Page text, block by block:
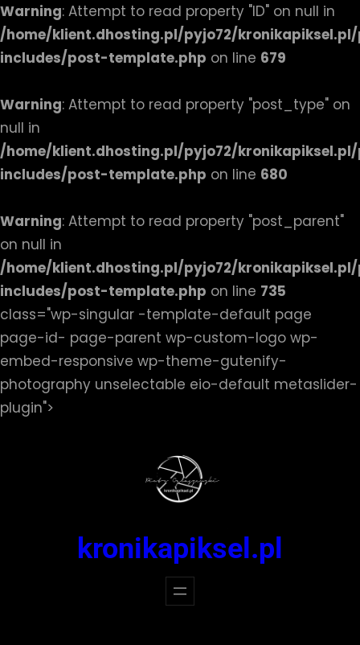
Warning: Attempt to read property "ID" on null in
/home/klient.dhosting.pl/pyjo72/
includes/post-template.php on line 679
Warning: Attempt to read property "post_type" on
null in
/home/klient.dhosting.pl/pyjo72/
includes/post-template.php on line 680
Warning: Attempt to read property "post_parent"
on null in
/home/klient.dhosting.pl/pyjo72/
includes/post-template.php on line 735
class="wp-singular -template-default page
page-id- page-parent wp-custom-logo wp-
embed-responsive wp-theme-gutenify-
photography unselectable eio-default metaslider-
plugin">
kronikapiksel.pl